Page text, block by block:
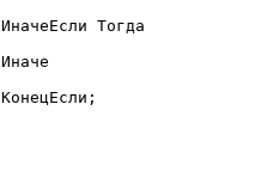
ИначеЕсли Тогда
Иначе
КонецЕсли;